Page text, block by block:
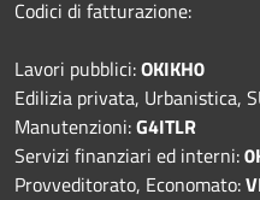
Codici di fatturazione:
Lavori pubblici:OKIKH0
Edilizia privata, Urbanistica,
Manutenzioni:G4ITLR
Servizi finanziari ed interni:
Provveditorato, Economato: